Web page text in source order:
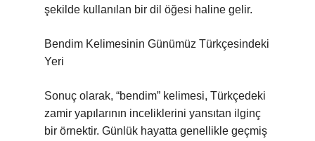
şekilde kullanılan bir dil öğesi haline gelir.
Bendim Kelimesinin Günümüz Türkçesindeki
Yeri
Sonuç olarak, “bendim” kelimesi, Türkçedeki
zamir yapılarının inceliklerini yansıtan ilginç
bir örnektir. Günlük hayatta genellikle geçmiş